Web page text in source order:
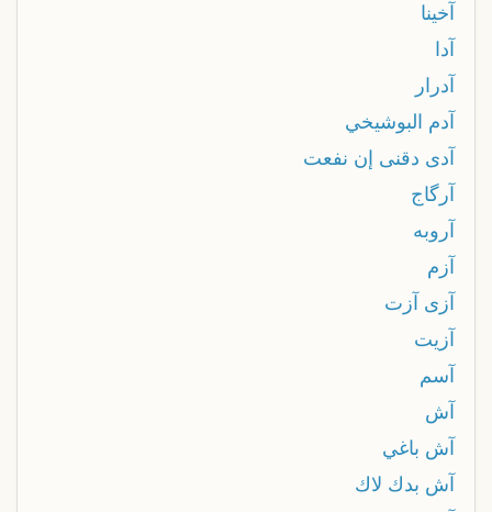
آخينا
آدا
آدرار
آدم البوشيخي
آدى دقنى إن نفعت
آرگاج
آروبه
آزم
آزى آزت
آزيت
آسم
آش
آش باغي
آش بدك لاك